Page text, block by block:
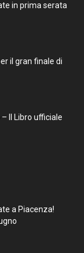
in prima serata
il gran finale di
Il Libro ufficiale
a Piacenza!